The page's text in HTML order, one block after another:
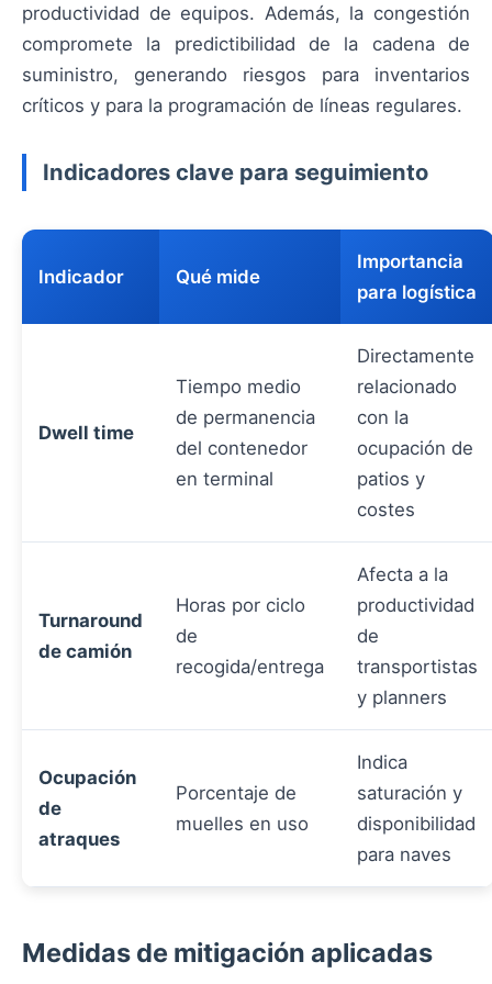
productividad de equipos. Además, la congestión
compromete la predictibilidad de la cadena de
suministro, generando riesgos para inventarios
críticos y para la programación de líneas regulares.
Indicadores clave para seguimiento
Indicador Qué mide
Importancia
para logística
Dwell time
Tiempo medio
de permanencia
del contenedor
en terminal
Directamente
relacionado
con la
ocupación de
patios y
costes
Turnaround
de camión
Horas por ciclo
de
recogida/entrega
Afecta a la
productividad
de
transportistas
y planners
Ocupación
de
atraques
Porcentaje de
muelles en uso
Indica
saturación y
disponibilidad
para naves
Medidas de mitigación aplicadas